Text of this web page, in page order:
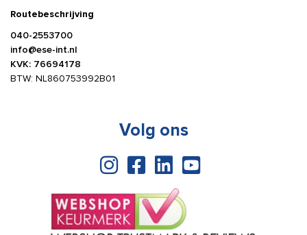
Routebeschrijving
040-2553700
info@ese-int.nl
KVK: 76694178
BTW: NL860753992B01
Volg ons